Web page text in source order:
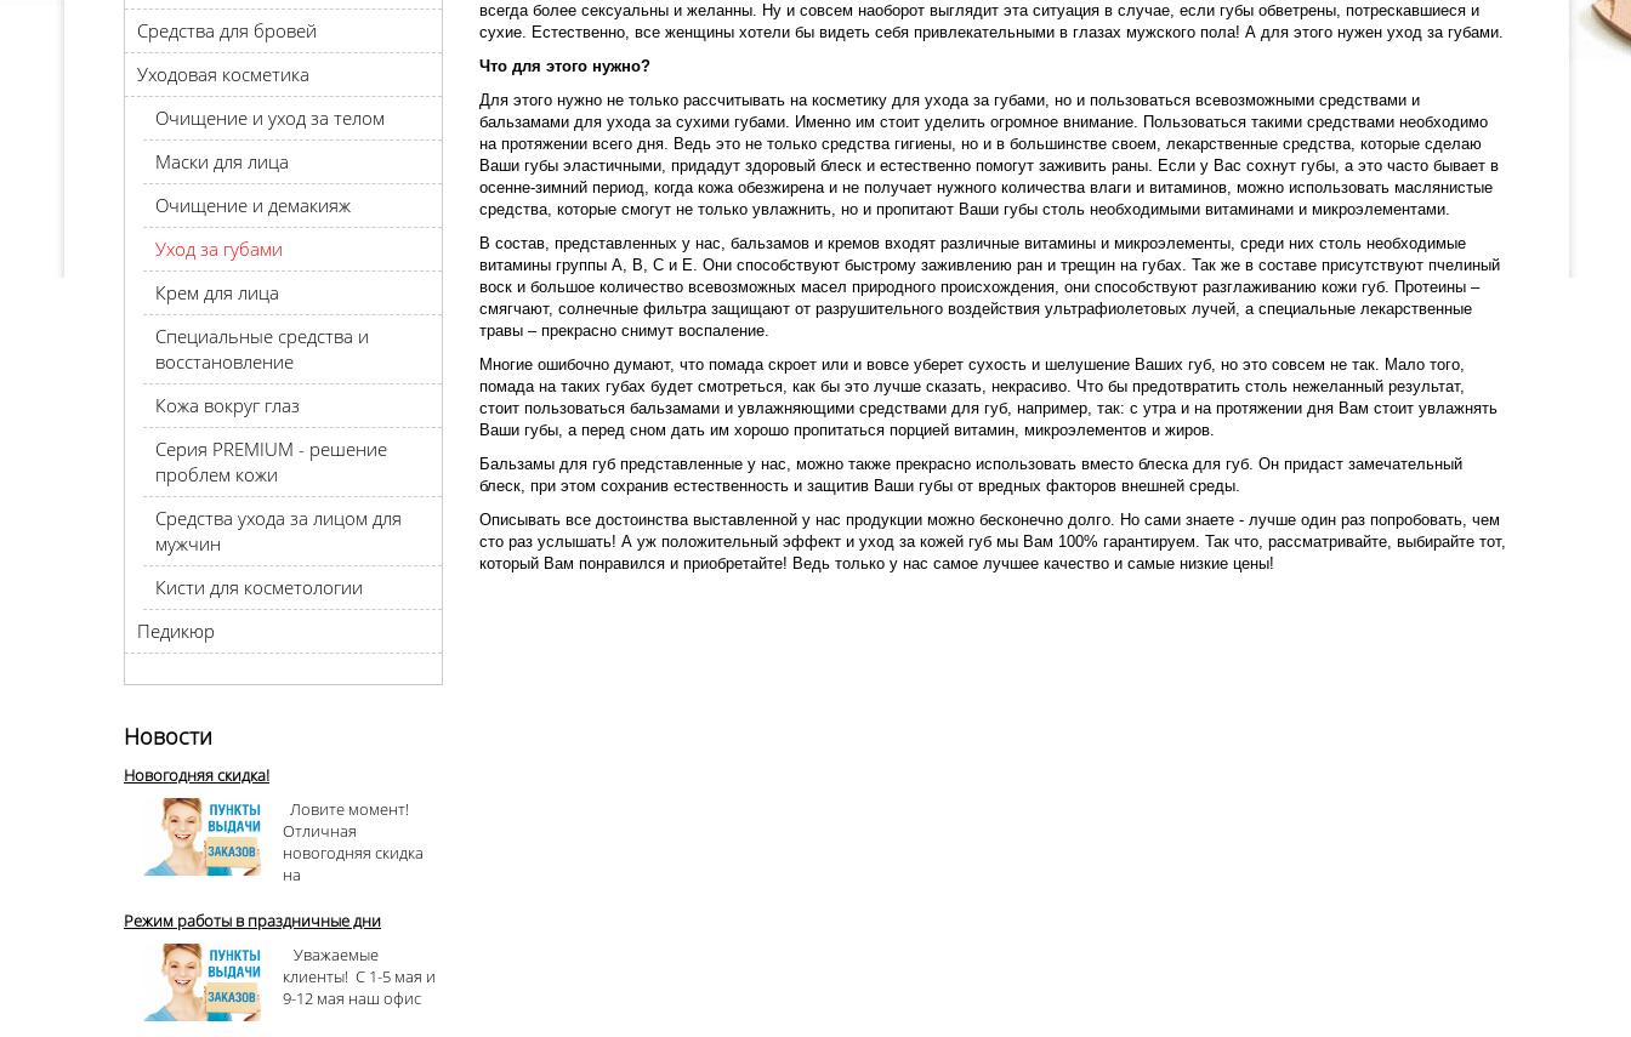
Средства для бровей
Уходовая косметика
Очищение и уход за телом
Маски для лица
Очищение и демакияж
Уход за губами
Крем для лица
Специальные средства и
восстановление
Кожа вокруг глаз
Серия PREMIUM - решение
проблем кожи
Средства ухода за лицом для
мужчин
Кисти для косметологии
Педикюр
Новости
Новогодняя скидка!
Ловите момент!
Отличная
новогодняя скидка
на
Режим работы в праздничные дни
Уважаемые
клиенты! С 1-5 мая и
9-12 мая наш офис
всегда более сексуальны и желанны. Ну и совсем наоборот выглядит эта ситуация в случае, если губы обветрены, потрескавшиеся и
сухие. Естественно, все женщины хотели бы видеть себя привлекательными в глазах мужского пола! А для этого нужен уход за губами.
Что для этого нужно?
Для этого нужно не только рассчитывать на косметику для ухода за губами, но и пользоваться всевозможными средствами и
бальзамами для ухода за сухими губами. Именно им стоит уделить огромное внимание. Пользоваться такими средствами необходимо
на протяжении всего дня. Ведь это не только средства гигиены, но и в большинстве своем, лекарственные средства, которые сделаю
Ваши губы эластичными, придадут здоровый блеск и естественно помогут заживить раны. Если у Вас сохнут губы, а это часто бывает в
осенне-зимний период, когда кожа обезжирена и не получает нужного количества влаги и витаминов, можно использовать маслянистые
средства, которые смогут не только увлажнить, но и пропитают Ваши губы столь необходимыми витаминами и микроэлементами.
В состав, представленных у нас, бальзамов и кремов входят различные витамины и микроэлементы, среди них столь необходимые
витамины группы А, B, С и Е. Они способствуют быстрому заживлению ран и трещин на губах. Так же в составе присутствуют пчелиный
воск и большое количество всевозможных масел природного происхождения, они способствуют разглаживанию кожи губ. Протеины –
смягчают, солнечные фильтра защищают от разрушительного воздействия ультрафиолетовых лучей, а специальные лекарственные
травы – прекрасно снимут воспаление.
Многие ошибочно думают, что помада скроет или и вовсе уберет сухость и шелушение Ваших губ, но это совсем не так. Мало того,
помада на таких губах будет смотреться, как бы это лучше сказать, некрасиво. Что бы предотвратить столь нежеланный результат,
стоит пользоваться бальзамами и увлажняющими средствами для губ, например, так: с утра и на протяжении дня Вам стоит увлажнять
Ваши губы, а перед сном дать им хорошо пропитаться порцией витамин, микроэлементов и жиров.
Бальзамы для губ представленные у нас, можно также прекрасно использовать вместо блеска для губ. Он придаст замечательный
блеск, при этом сохранив естественность и защитив Ваши губы от вредных факторов внешней среды.
Описывать все достоинства выставленной у нас продукции можно бесконечно долго. Но сами знаете - лучше один раз попробовать, чем
сто раз услышать! А уж положительный эффект и уход за кожей губ мы Вам 100% гарантируем. Так что, рассматривайте, выбирайте тот,
который Вам понравился и приобретайте! Ведь только у нас самое лучшее качество и самые низкие цены!